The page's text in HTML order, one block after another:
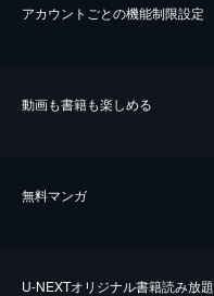
アカウントごとの機能制限設定
動画も書籍も楽しめる
無料マンガ
U-NEXTオリジナル書籍読み放題